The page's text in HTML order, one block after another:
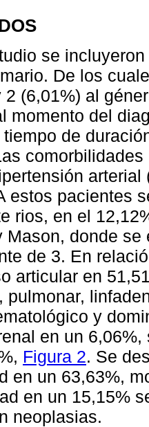
se
De los
2 (6,01%) al
momento del
de
estos pacientes
rios, en el
Mason, donde
de 3. En
articular en
pulmonar,
y
en un
Figura 2. Se
en un 63,63%,
en un 15,15%
neoplasias.